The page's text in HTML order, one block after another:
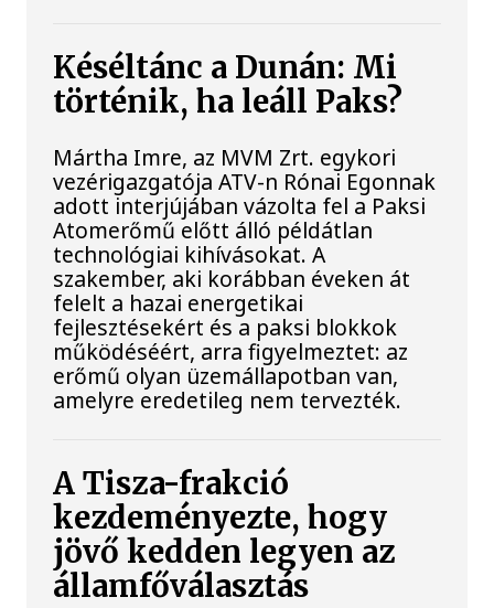
Késéltánc a Dunán: Mi
történik, ha leáll Paks?
Mártha Imre, az MVM Zrt. egykori
vezérigazgatója ATV-n Rónai Egonnak
adott interjújában vázolta fel a Paksi
Atomerőmű előtt álló példátlan
technológiai kihívásokat. A
szakember, aki korábban éveken át
felelt a hazai energetikai
fejlesztésekért és a paksi blokkok
működéséért, arra figyelmeztet: az
erőmű olyan üzemállapotban van,
amelyre eredetileg nem tervezték.
A Tisza-frakció
kezdeményezte, hogy
jövő kedden legyen az
államfőválasztás